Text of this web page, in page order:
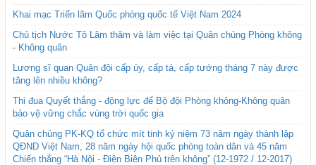
Khai mạc Triển lãm Quốc phòng quốc tế Việt Nam 2024
Chủ tịch Nước Tô Lâm thăm và làm việc tại Quân chủng Phòng không
- Không quân
Lương sĩ quan Quân đội cấp úy, cấp tá, cấp tướng tháng 7 này được
tăng lên nhiều không?
Thi đua Quyết thắng - động lực để Bộ đội Phòng không-Không quân
bảo vệ vững chắc vùng trời quốc gia
Quân chủng PK-KQ tổ chức mít tinh kỷ niệm 73 năm ngày thành lập
QĐND Việt Nam, 28 năm ngày hội quốc phòng toàn dân và 45 năm
Chiến thắng “Hà Nội - Điện Biên Phủ trên không” (12-1972 / 12-2017)